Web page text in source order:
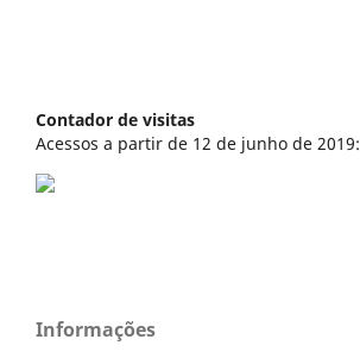
Contador de visitas
Acessos a partir de 12 de junho de 2019:
Informações